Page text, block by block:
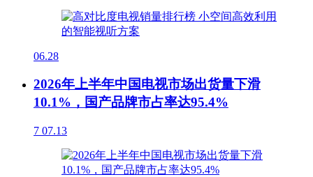
06.28
2026年上半年中国电视市场出货量下滑
10.1%，国产品牌市占率达95.4%
7 07.13